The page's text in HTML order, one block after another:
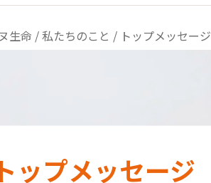
生命 /私たちのこと / トップメッセージ
ップメッセージ